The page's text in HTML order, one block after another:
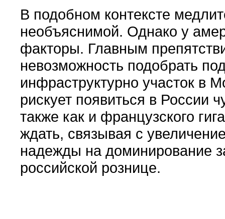
В подобном контексте
необъяснимой. Однако у
факторы. Главным
невозможность подобрать
инфраструктурно участок в
рискует появиться в России
также как и французского
ждать, связывая с
надежды на доминирование
российской рознице.